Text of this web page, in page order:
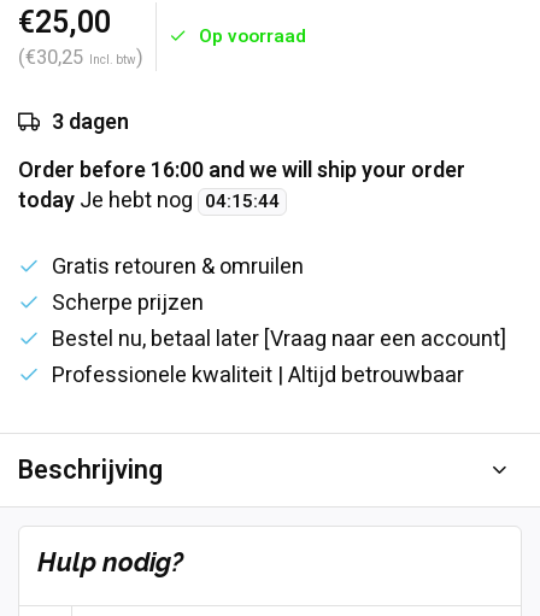
€25,00
(€30,25 Incl. btw)
Op voorraad
3 dagen
Order before 16:00 and we will ship your order
todayJe hebt nog 04:15:44
Gratis retouren & omruilen
Scherpe prijzen
Bestel nu, betaal later [Vraag naar een account]
Professionele kwaliteit | Altijd betrouwbaar
Beschrijving
Hulp nodig?